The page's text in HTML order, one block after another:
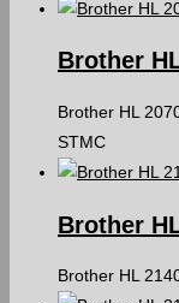
Brother
Brother HL
STMC
Brother
Brother HL